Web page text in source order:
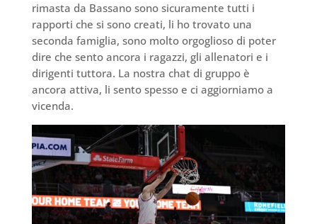
rimasta da Bassano sono sicuramente tutti i
rapporti che si sono creati, li ho trovato una
seconda famiglia, sono molto orgoglioso di poter
dire che sento ancora i ragazzi, gli allenatori e i
dirigenti tuttora. La nostra chat di gruppo è
ancora attiva, li sento spesso e ci aggiorniamo a
vicenda.